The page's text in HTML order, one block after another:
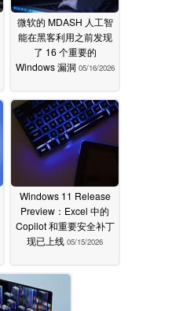
微软的 MDASH 人工智
能在黑客利用之前发现
了 16 个重要的
Windows 漏洞 05/16/2026
Windows 11 Release
Preview：Excel 中的
Copilot 和重要安全补丁
现已上线 05/15/2026